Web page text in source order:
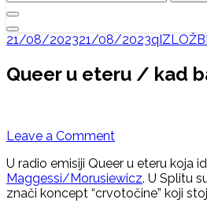
for
Something?
21/08/202321/08/2023
Queer u eteru / kad
Leave a Commenton
u
eteru
/
U radio emisiji Queer u eteru koja
Maggessi/Morusiewicz. U Splitu
znači koncept “crvotočine” koji